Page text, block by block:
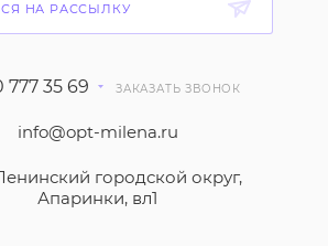
НА РАССЫЛКУ
777 35 69 ЗАКАЗАТЬ ЗВОНОК
info@opt-milena.ru
городской округ,
Апаринки, вл1